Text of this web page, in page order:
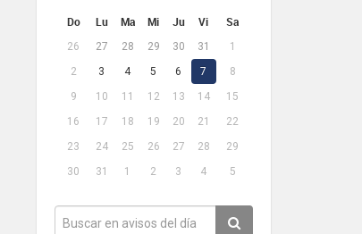
Do Lu Ma Mi Ju Vi Sa
26 27 28 29 30 31
1
2
3 4 5 6 7
8
9
10 11 12 13 14
15
16
17 18 19 20 21
22
23
24 25 26 27 28
29
30
31 1 2 3 4 5